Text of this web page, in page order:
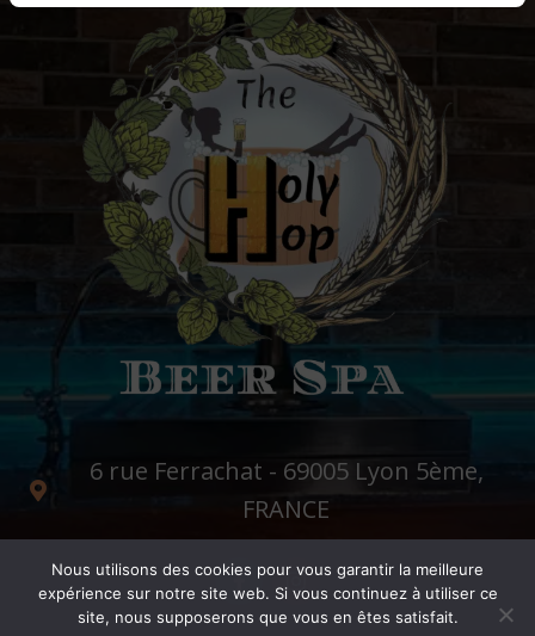
6 rue Ferrachat - 69005 Lyon 5ème,
FRANCE
Nous utilisons des cookies pour vous garantir la meilleure
expérience sur notre site web. Si vous continuez à utiliser ce
site, nous supposerons que vous en êtes satisfait.